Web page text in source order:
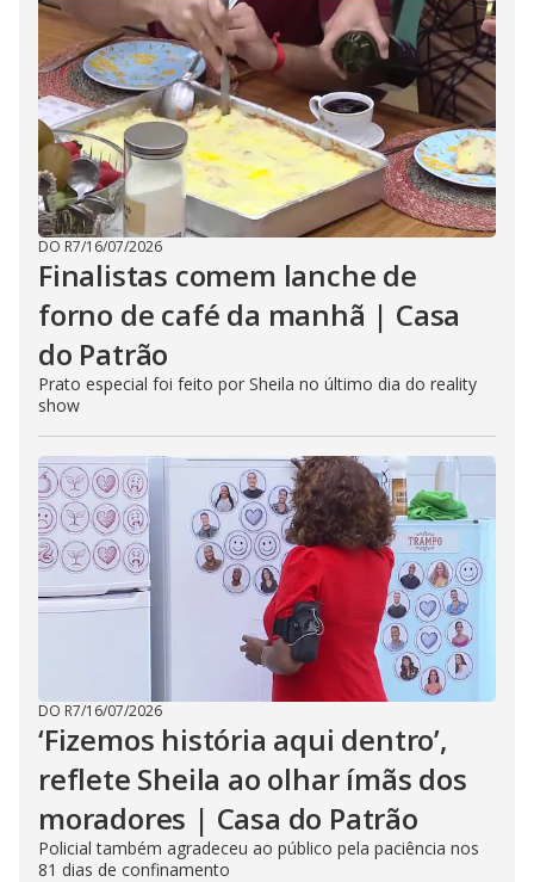
DO R7/16/07/2026
Finalistas comem lanche de
forno de café da manhã | Casa
do Patrão
Prato especial foi feito por Sheila no último dia do reality
show
DO R7/16/07/2026
‘Fizemos história aqui dentro’,
reflete Sheila ao olhar ímãs dos
moradores | Casa do Patrão
Policial também agradeceu ao público pela paciência nos
81 dias de confinamento